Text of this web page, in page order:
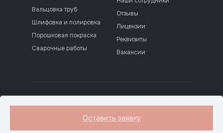
Оставить заявку
Разработка сайта
Отзывы
Лицензии
Реквизиты
Вальцовка труб
Шлифовка и полировка
Порошковая покраска
Сварочные работы
Вакансии